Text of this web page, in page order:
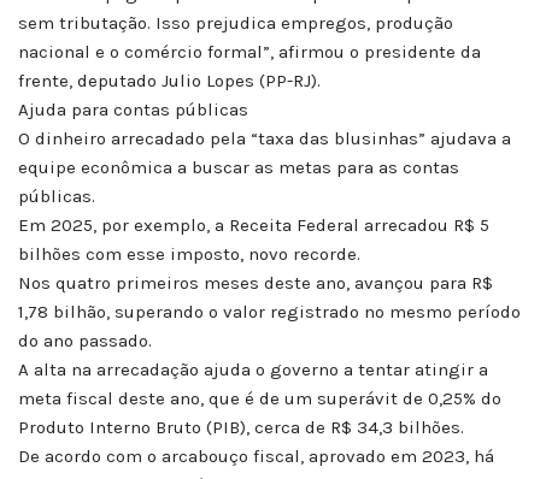
sem tributação. Isso prejudica empregos, produção
nacional e o comércio formal”, afirmou o presidente da
frente, deputado Julio Lopes (PP-RJ).
Ajuda para contas públicas
O dinheiro arrecadado pela “taxa das blusinhas” ajudava a
equipe econômica a buscar as metas para as contas
públicas.
Em 2025, por exemplo, a Receita Federal arrecadou R$ 5
bilhões com esse imposto, novo recorde.
Nos quatro primeiros meses deste ano, avançou para R$
1,78 bilhão, superando o valor registrado no mesmo período
do ano passado.
A alta na arrecadação ajuda o governo a tentar atingir a
meta fiscal deste ano, que é de um superávit de 0,25% do
Produto Interno Bruto (PIB), cerca de R$ 34,3 bilhões.
De acordo com o arcabouço fiscal, aprovado em 2023, há